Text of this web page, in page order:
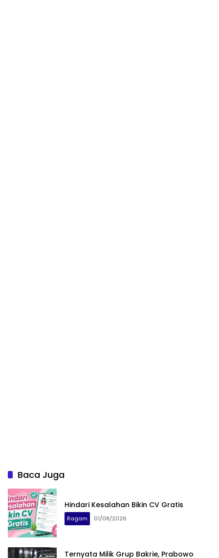
Baca Juga
Hindari Kesalahan Bikin CV Gratis
Ragam 01/08/2026
Ternyata Milik Grup Bakrie, Prabowo